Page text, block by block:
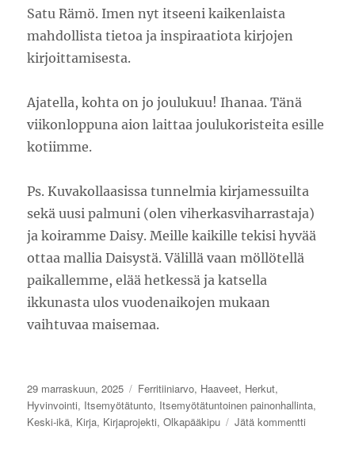
Satu Rämö. Imen nyt itseeni kaikenlaista
mahdollista tietoa ja inspiraatiota kirjojen
kirjoittamisesta.
Ajatella, kohta on jo joulukuu! Ihanaa. Tänä
viikonloppuna aion laittaa joulukoristeita esille
kotiimme.
Ps. Kuvakollaasissa tunnelmia kirjamessuilta
sekä uusi palmuni (olen viherkasviharrastaja)
ja koiramme Daisy. Meille kaikille tekisi hyvää
ottaa mallia Daisystä. Välillä vaan möllötellä
paikallemme, elää hetkessä ja katsella
ikkunasta ulos vuodenaikojen mukaan
vaihtuvaa maisemaa.
Julkaistu
29 marraskuun, 2025 Kategoriat
Ferritiiniarvo, Haaveet, Herkut,
Hyvinvointi, Itsemyötätunto, Itsemyötätuntoinen painonhallinta,
Keski-ikä, Kirja, Kirjaprojekti,Olkapääkipu Jätä kommentti